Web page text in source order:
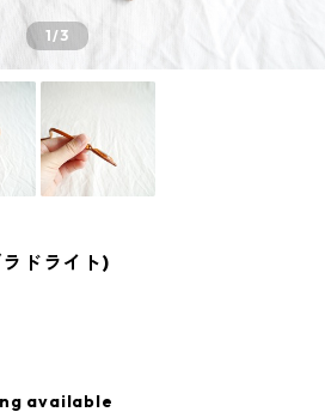
1/3
ドライト)
available